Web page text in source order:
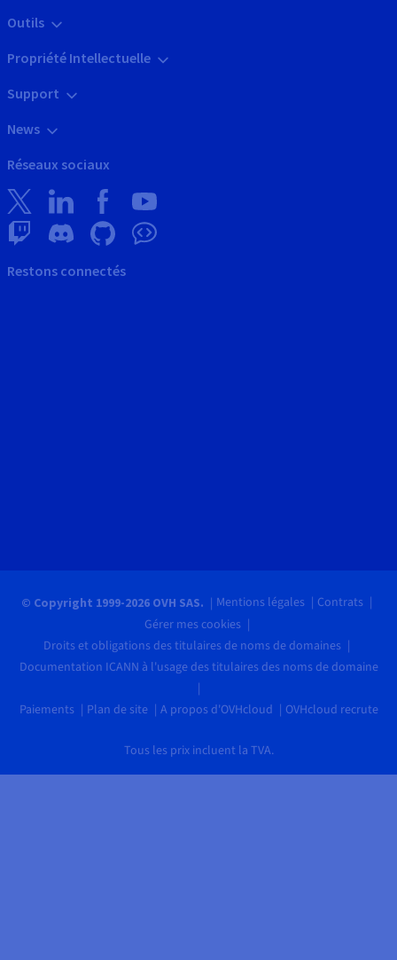
Outils
Propriété Intellectuelle
Support
News
Réseaux sociaux
Restons connectés
© Copyright 1999-2026 OVH SAS. Mentions légales
Contrats
Gérer mes cookies
Droits et obligations des titulaires de noms de domaines
Documentation ICANN à l'usage des titulaires des noms de domaine
Paiements Plan de site A propos d'OVHcloud OVHcloud recrute
Tous les prix incluent la TVA.